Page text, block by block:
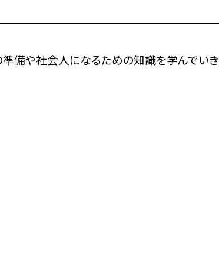
備や社会人になるための知識を学んでいき